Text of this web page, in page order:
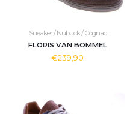
Sneaker / Nubuck / Cognac
FLORIS VAN BOMMEL
€239,90